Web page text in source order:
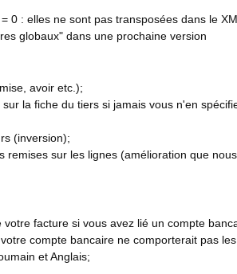
0 : elles ne sont pas transposées dans le
globaux" dans une prochaine version
avoir etc.);
la fiche du tiers si jamais vous n'en
(inversion);
sur les lignes (amélioration que
facture si vous avez lié un compte
compte bancaire ne comporterait pas
et Anglais;